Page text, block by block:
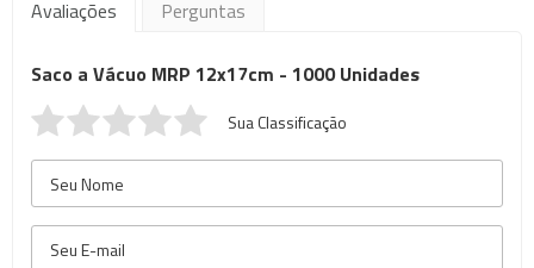
Avaliações Perguntas
Saco a Vácuo MRP 12x17cm - 1000 Unidades
Sua Classificação